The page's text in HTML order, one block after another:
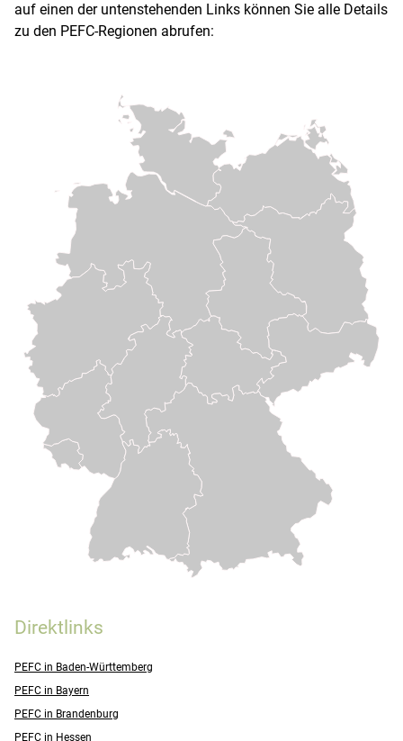
auf einen der untenstehenden Links können Sie alle Details
zu den PEFC-Regionen abrufen:
Direktlinks
PEFC in Baden-Württemberg
PEFC in Bayern
PEFC in Brandenburg
PEFC in Hessen